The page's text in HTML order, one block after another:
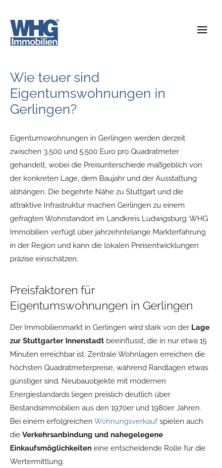
Inhalt
springen
Wie teuer sind
Eigentumswohnungen in
Gerlingen?
Eigentumswohnungen in Gerlingen werden derzeit
zwischen 3.500 und 5.500 Euro pro Quadratmeter
gehandelt, wobei die Preisunterschiede maßgeblich von
der konkreten Lage, dem Baujahr und der Ausstattung
abhängen. Die begehrte Nähe zu Stuttgart und die
attraktive Infrastruktur machen Gerlingen zu einem
gefragten Wohnstandort im Landkreis Ludwigsburg. WHG
Immobilien verfügt über jahrzehntelange Markterfahrung
in der Region und kann die lokalen Preisentwicklungen
präzise einschätzen.
Preisfaktoren für
Eigentumswohnungen in Gerlingen
Der Immobilienmarkt in Gerlingen wird stark von der Lage
zur Stuttgarter Innenstadt beeinflusst, die in nur etwa 15
Minuten erreichbar ist. Zentrale Wohnlagen erreichen die
höchsten Quadratmeterpreise, während Randlagen etwas
günstiger sind. Neubauobjekte mit modernen
Energiestandards liegen preislich deutlich über
Bestandsimmobilien aus den 1970er und 1980er Jahren.
Bei einem erfolgreichen Wohnungsverkaufspielen auch
die Verkehrsanbindung und nahegelegene
Einkaufsmöglichkeiten eine entscheidende Rolle für die
Wertermittlung.